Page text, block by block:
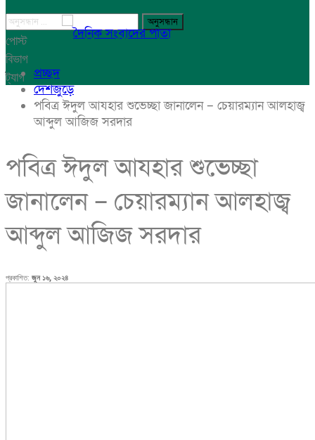
পোস্ট
বিভাগ
ট্যাগ প্রচ্ছদ
দেশজুড়ে
পবিত্র ঈদুল আযহার শুভেচ্ছা জানালেন – চেয়ারম্যান আলহাজ্ব
আব্দুল আজিজ সরদার
পবিত্র ঈদুল আযহার শুভেচ্ছা
জানালেন – চেয়ারম্যান আলহাজ্ব
আব্দুল আজিজ সরদার
প্রকাশিত: জুন ১৬, ২০২৪